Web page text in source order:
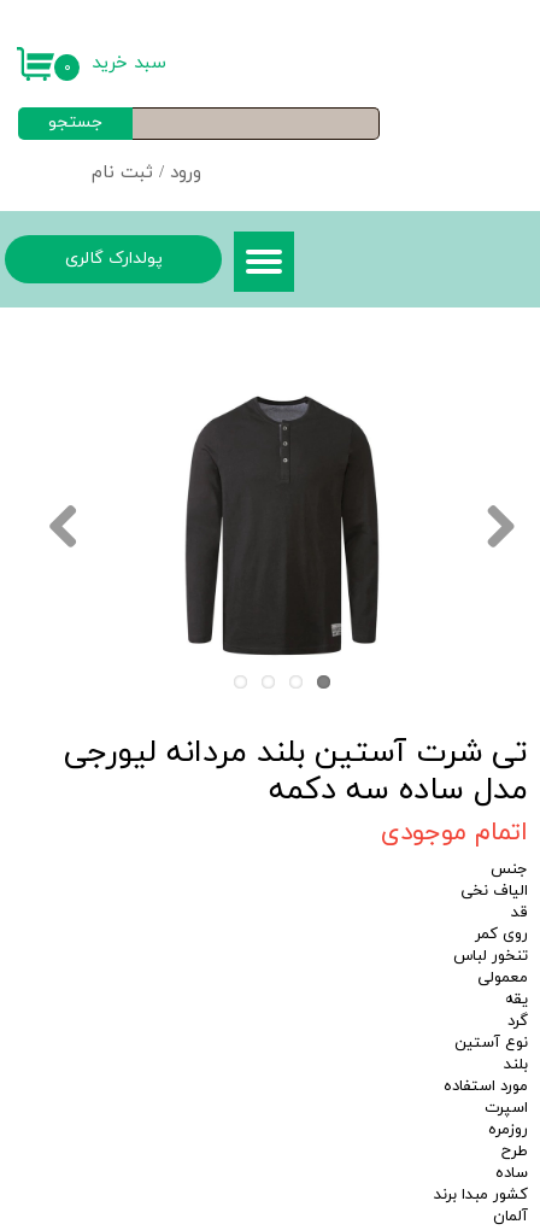
ورود / ثبت نام
خروج از حساب کاربری
جستجو
۰ سبد خرید
پولدارک گالری
تی شرت آستین بلند مردانه لیورجی
مدل ساده سه دکمه
اتمام موجودی
جنس
الیاف نخی
قد
روی کمر
تنخور لباس
معمولی
یقه
گرد
نوع آستین
بلند
مورد استفاده
اسپرت
روزمره
طرح
ساده
کشور مبدا برند
آلمان